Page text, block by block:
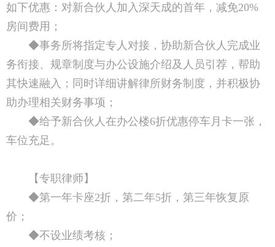
如下优惠：对新合伙人加入深天成的首年，减免20%
房间费用；
◆事务所将指定专人对接，协助新合伙人完成业
务衔接、规章制度与办公设施介绍及人员引荐，帮助
其快速融入；同时详细讲解律所财务制度，并积极协
助办理相关财务事项；
◆给予新合伙人在办公楼6折优惠停车月卡一张，
车位充足。
【专职律师】
◆第一年卡座2折，第二年5折，第三年恢复原
价；
◆不设业绩考核；